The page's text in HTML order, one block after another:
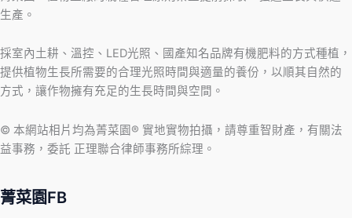
生產。
採室內土耕、溫控、LED光照、國產知名品牌有機肥料的方式種植，
提供植物生長所需要的合理光照時間與適量的養份，以順其自然的
方式，讓作物擁有充足的生長時間與空間。
© 本網站相片均為菁菜園® 實地實物拍攝，請尊重智財產，有關法
益事務，委託 正理聯合律師事務所綜理。
菁菜園FB